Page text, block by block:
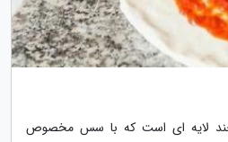
چند لایه ای است که با سس مخصوص